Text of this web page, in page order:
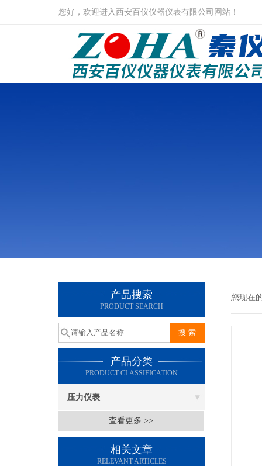
您好，欢迎进入西安百仪仪器仪表有限公司网站！
产品搜索
PRODUCT SEARCH
产品分类
PRODUCT CLASSIFICATION
压力仪表
查看更多 >>
相关文章
RELEVANT ARTICLES
您现在